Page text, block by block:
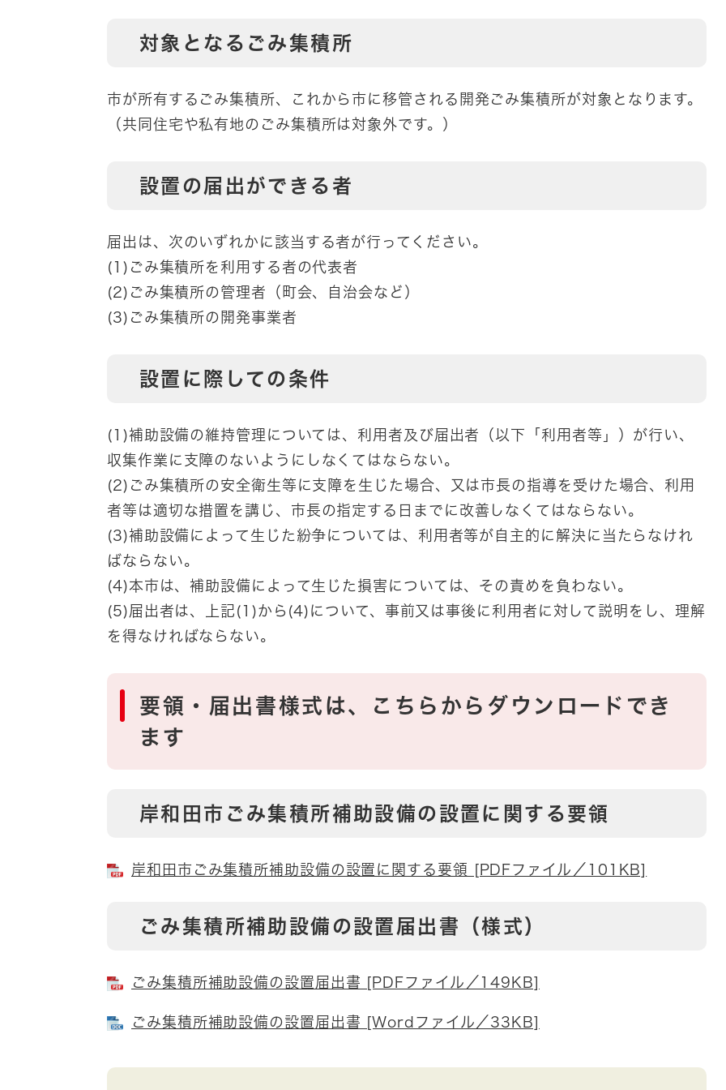
対象となるごみ集積所
市が所有するごみ集積所、これから市に移管される開発ごみ集積所が対象となります。
（共同住宅や私有地のごみ集積所は対象外です。）
設置の届出ができる者
届出は、次のいずれかに該当する者が行ってください。
(1)ごみ集積所を利用する者の代表者
(2)ごみ集積所の管理者（町会、自治会など）
(3)ごみ集積所の開発事業者
設置に際しての条件
(1)補助設備の維持管理については、利用者及び届出者（以下「利用者等」）が行い、
収集作業に支障のないようにしなくてはならない。
(2)ごみ集積所の安全衛生等に支障を生じた場合、又は市長の指導を受けた場合、利用
者等は適切な措置を講じ、市長の指定する日までに改善しなくてはならない。
(3)補助設備によって生じた紛争については、利用者等が自主的に解決に当たらなけれ
ばならない。
(4)本市は、補助設備によって生じた損害については、その責めを負わない。
(5)届出者は、上記(1)から(4)について、事前又は事後に利用者に対して説明をし、理解
を得なければならない。
要領・届出書様式は、こちらからダウンロードでき
ます
岸和田市ごみ集積所補助設備の設置に関する要領
岸和田市ごみ集積所補助設備の設置に関する要領 [PDFファイル／101KB]
ごみ集積所補助設備の設置届出書（様式）
ごみ集積所補助設備の設置届出書 [PDFファイル／149KB]
ごみ集積所補助設備の設置届出書 [Wordファイル／33KB]